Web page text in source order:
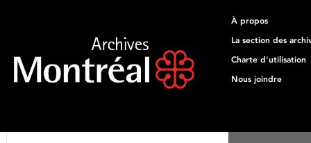
À propos
La section des
Charte d'utilisation
Nous joindre